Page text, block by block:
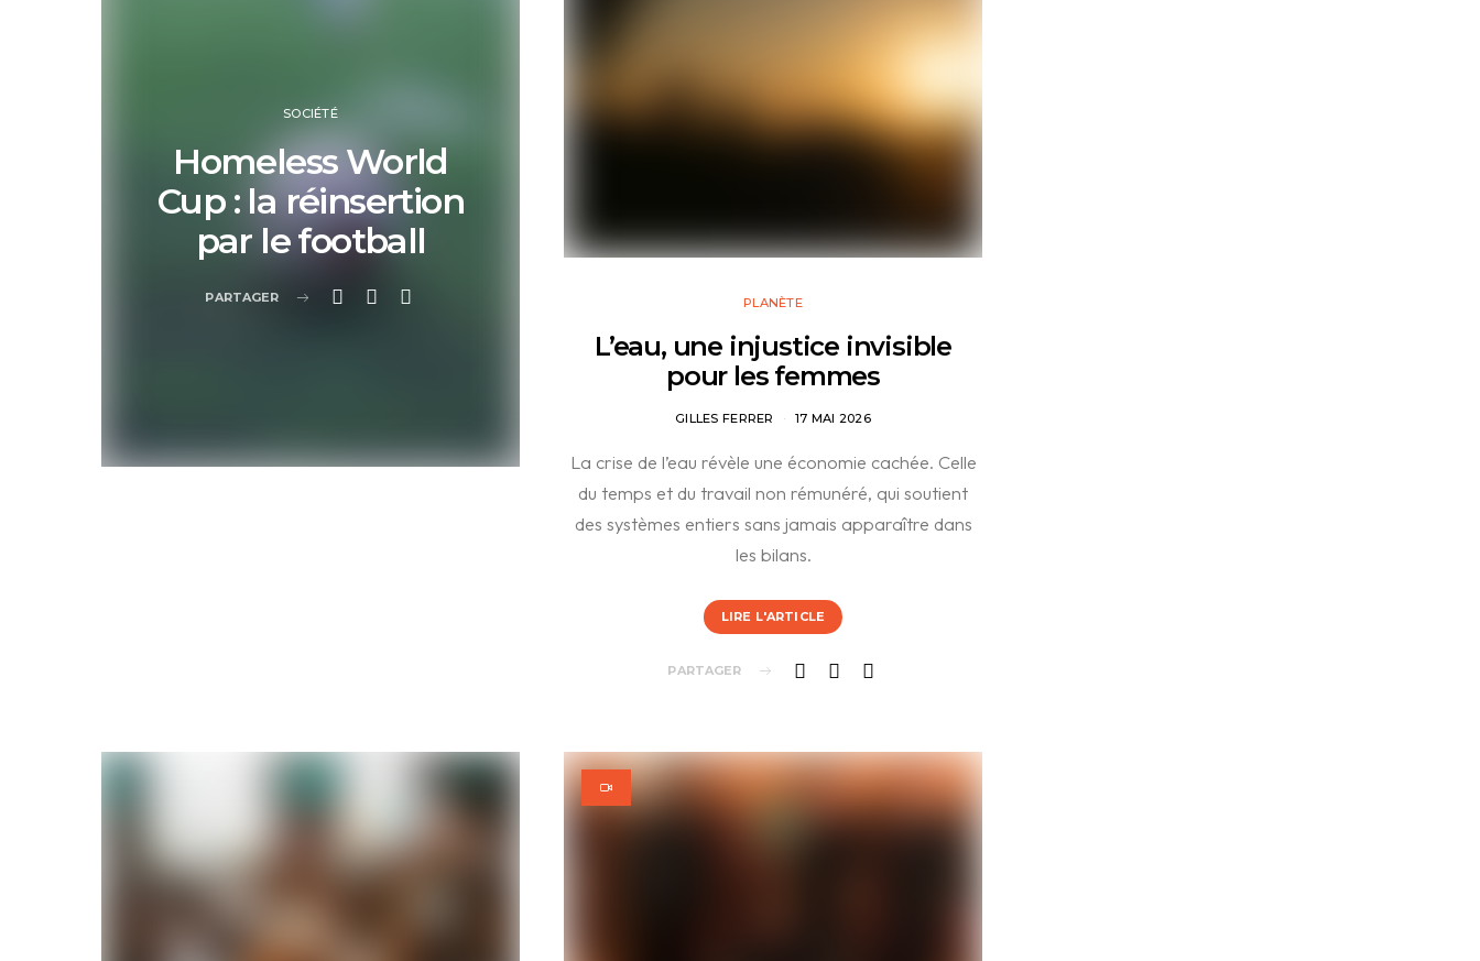
SOCIÉTÉ
Homeless World
Cup : la réinsertion
par le football
PARTAGER PLANÈTE
L’eau, une injustice invisible
pour les femmes
GILLES FERRER 17 MAI 2026
La crise de l’eau révèle une économie cachée. Celle
du temps et du travail non rémunéré, qui soutient
des systèmes entiers sans jamais apparaître dans
les bilans.
LIRE L'ARTICLE
PARTAGER